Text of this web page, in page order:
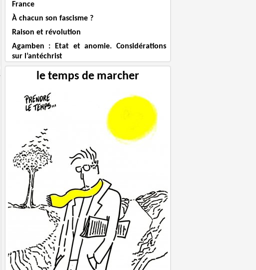
France
À chacun son fascisme ?
Raison et révolution
Agamben : Etat et anomie. Considérations
sur l’antéchrist
le temps de marcher